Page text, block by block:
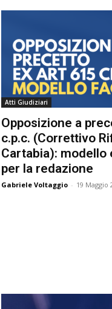
Atti Giudiziari
Opposizione a
c.p.c. (Correttivo
Cartabia): modello
per la redazione
Gabriele Voltaggio - 19 Maggio